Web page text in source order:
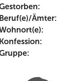
Ämter: